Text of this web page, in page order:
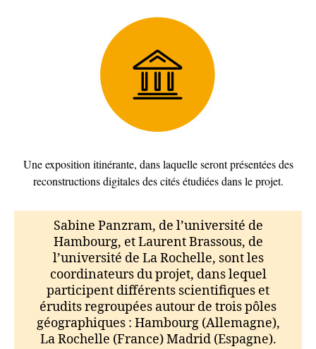
Une exposition itinérante, dans laquelle seront présentées des
reconstructions digitales des cités étudiées dans le projet.
Sabine Panzram, de l’université de
Hambourg, et Laurent Brassous, de
l’université de La Rochelle, sont les
coordinateurs du projet, dans lequel
participent différents scientifiques et
érudits regroupées autour de trois pôles
géographiques : Hambourg (Allemagne),
La Rochelle (France) Madrid (Espagne).